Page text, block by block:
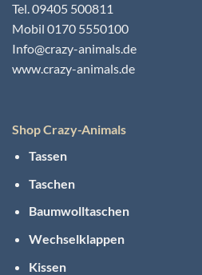
Tel. 09405 500811
Mobil 0170 5550100
Info@crazy-animals.de
www.crazy-animals.de
Shop Crazy-Animals
Tassen
Taschen
Baumwolltaschen
Wechselklappen
Kissen